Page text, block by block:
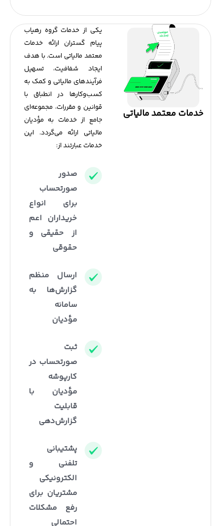
یکی از خدمات گروه رهياب
پيام گستران ارائه خدمات
معتمد مالیاتی است. با هدف
ایجاد شفافیت، تسهیل
فرآیندهای مالیاتی و کمک به
کسب‌وکارها در انطباق با
قوانین و مقررات، مجموعه‌ای
جامع از خدمات به مؤدیان
مالیاتی ارائه می‌گردد. این
خدمات عبارتند از:​
صدور
صورتحساب
برای انواع
خریداران اعم
از حقیقی و
حقوقی
ارسال منظم
گزارش‌ها به
سامانه
مؤدیان
ثبت
صورتحساب در
کارپوشه
مؤدیان با
قابلیت
گزارش‌دهی
پشتیبانی
تلفنی و
الکترونیکی
مشتریان برای
رفع مشکلات
احتمالی
خدمات معتمد مالیاتی